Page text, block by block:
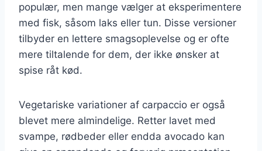
populær, men mange vælger at eksperimentere
med fisk, såsom laks eller tun. Disse versioner
tilbyder en lettere smagsoplevelse og er ofte
mere tiltalende for dem, der ikke ønsker at
spise råt kød.
Vegetariske variationer af carpaccio er også
blevet mere almindelige. Retter lavet med
svampe, rødbeder eller endda avocado kan